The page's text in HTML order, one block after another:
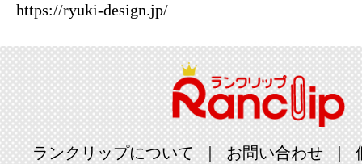
https://ryuki-design.jp/
ランクリップについて お問い合わせ